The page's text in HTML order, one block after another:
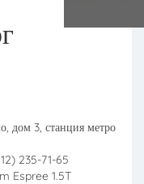
дом 3, станция метро
235-71-65
Espree 1.5T